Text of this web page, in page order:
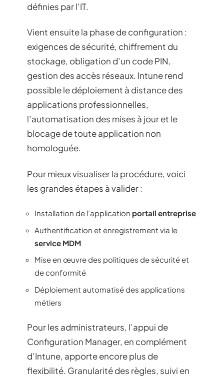
définies par l’IT.
Vient ensuite la phase de configuration :
exigences de sécurité, chiffrement du
stockage, obligation d’un code PIN,
gestion des accès réseaux. Intune rend
possible le déploiement à distance des
applications professionnelles,
l’automatisation des mises à jour et le
blocage de toute application non
homologuée.
Pour mieux visualiser la procédure, voici
les grandes étapes à valider :
Installation de l’application portail entreprise
Authentification et enregistrement via le
service MDM
Mise en œuvre des politiques de sécurité et
de conformité
Déploiement automatisé des applications
métiers
Pour les administrateurs, l’appui de
Configuration Manager, en complément
d’Intune, apporte encore plus de
flexibilité. Granularité des règles, suivi en